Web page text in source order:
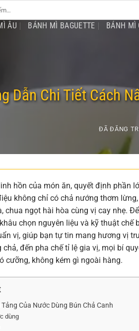
ÂU BÁNH MÌ BAGUETTE BÁNH MÌ
Dẫn Chi Tiết Cách
ĐÃ ĐĂNG
hồn của món ăn, quyết định phần
không chỉ có chả nướng thơm
chua ngọt hài hòa cùng vị cay nhẹ.
chọn nguyên liệu và kỹ thuật chế
vị, giúp bạn tự tin mang hương vị
đến pha chế tỉ lệ gia vị, mọi bí
cưỡng, không kém gì ngoài hàng.
Của Nước Dùng Bún Chả Canh
dùng